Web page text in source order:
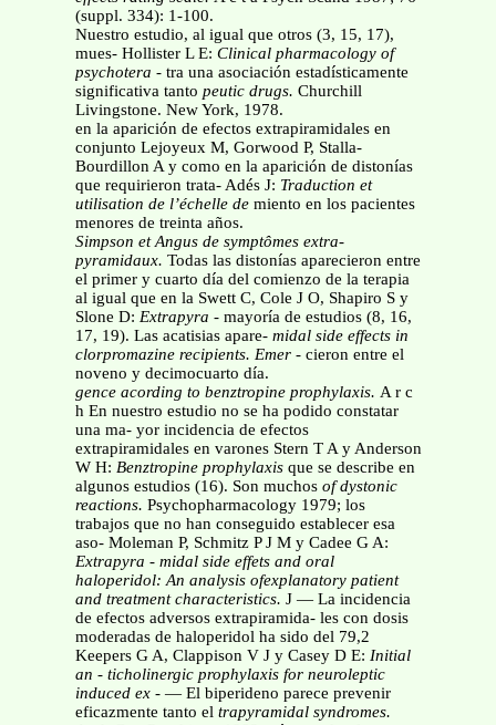
(suppl. 334): 1-100.
Nuestro estudio, al igual que otros (3, 15, 17),
mues- Hollister L E: Clinical pharmacology of
psychotera -tra una asociación estadísticamente
significativa tanto peutic drugs. Churchill
Livingstone. New York, 1978.
en la aparición de efectos extrapiramidales en
conjunto Lejoyeux M, Gorwood P, Stalla-
Bourdillon A y como en la aparición de distonías
que requirieron trata- Adés J: Traduction et
utilisation de l’échelle demiento en los pacientes
menores de treinta años.
Simpson et Angus de symptômes extra-
pyramidaux. Todas las distonías aparecieron entre
el primer y cuarto día del comienzo de la terapia
al igual que en la Swett C, Cole J O, Shapiro S y
Slone D: Extrapyra -mayoría de estudios (8, 16,
17, 19). Las acatisias apare- midal side effects in
clorpromazine recipients. Emer -cieron entre el
noveno y decimocuarto día.
gence acording to benztropine prophylaxis. A r c
h En nuestro estudio no se ha podido constatar
una ma- yor incidencia de efectos
extrapiramidales en varones Stern T A y Anderson
W H: Benztropine prophylaxisque se describe en
algunos estudios (16). Son muchos of dystonic
reactions. Psychopharmacology 1979; los
trabajos que no han conseguido establecer esa
aso- Moleman P, Schmitz P J M y Cadee G A:
Extrapyra - midal side effets and oral
haloperidol: An analysis ofexplanatory patient
and treatment characteristics. J — La incidencia
de efectos adversos extrapiramida- les con dosis
moderadas de haloperidol ha sido del 79,2
Keepers G A, Clappison V J y Casey D E: Initial
an - ticholinergic prophylaxis for neuroleptic
induced ex -— El biperideno parece prevenir
eficazmente tanto el trapyramidal syndromes.